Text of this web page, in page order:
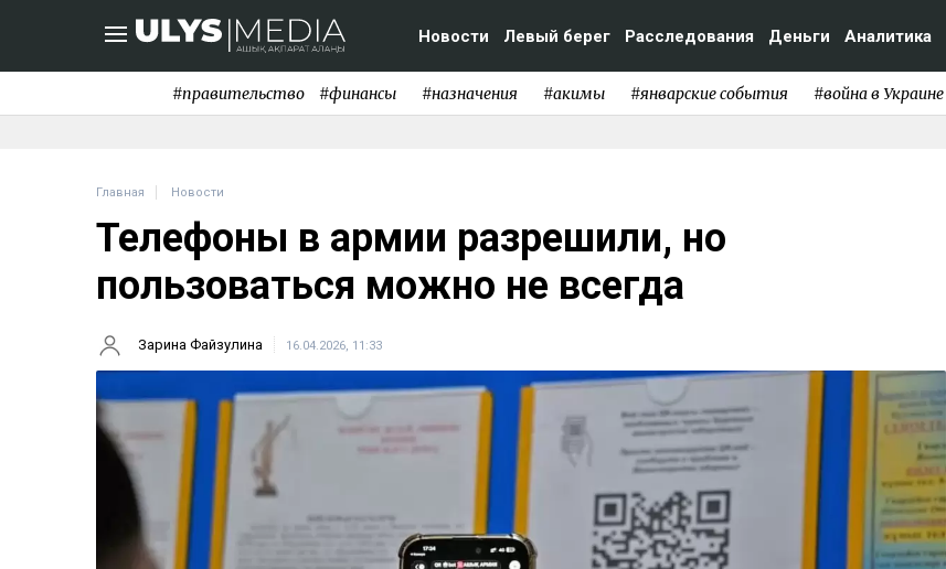
Новости Левый берег Расследования Деньги Аналитика
#правительство #финансы #назначения #акимы #январские события #война в Украине
Главная Новости
Телефоны в армии разрешили, но
пользоваться можно не всегда
Зарина Файзулина 16.04.2026, 11:33